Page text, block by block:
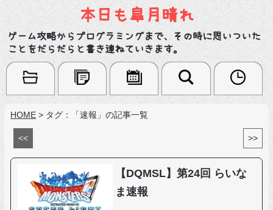
本日も皐月晴れ
ゲーム攻略からプログラミングまで、その時に思いついた
ことをだらだらと書き連ねていきます。
HOME > タグ：「速報」の記事一覧
<< >>
【DQMSL】第24回 らいな
ま速報